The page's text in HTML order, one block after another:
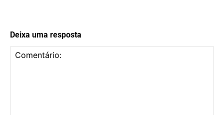
Deixa uma resposta